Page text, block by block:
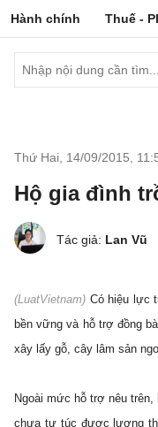
Hành chính Thuế -
Thứ Hai, 14/09/2015
Hộ gia đình
Tác giả: Lan Vũ
(LuatVietnam) Có hiệu lực
bền vững và hỗ trợ đồng
xây lấy gỗ, cây lâm sản
Ngoài mức hỗ trợ nêu
chưa tự túc được lương